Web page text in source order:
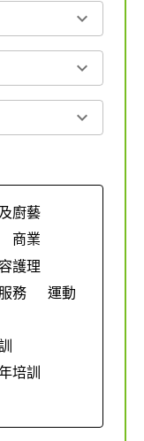
expand_more
expand_more
expand_more
廚藝
商業
護理
務
運動
培訓